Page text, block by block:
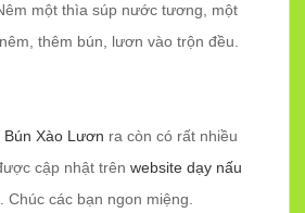
một thìa súp nước tương, một
thêm bún, lươn vào trộn đều.
Bún Xào Lươn ra còn có rất nhiều
cập nhật trên website dạy nấu
Chúc các bạn ngon miệng.